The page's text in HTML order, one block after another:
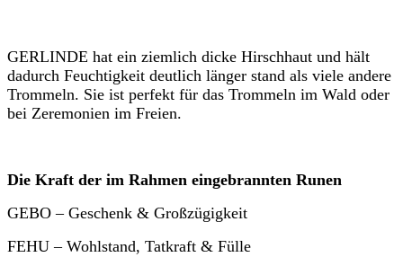
GERLINDE hat ein ziemlich dicke Hirschhaut und hält
dadurch Feuchtigkeit deutlich länger stand als viele andere
Trommeln. Sie ist perfekt für das Trommeln im Wald oder
bei Zeremonien im Freien.
Die Kraft der im Rahmen eingebrannten Runen
GEBO – Geschenk & Großzügigkeit
FEHU – Wohlstand, Tatkraft & Fülle